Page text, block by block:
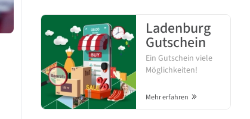
Ladenburg
Gutschein
Ein Gutschein viele
Möglichkeiten!
Mehr erfahren